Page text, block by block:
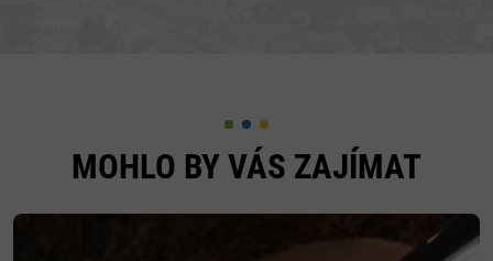
MOHLO BY VÁS ZAJÍMAT